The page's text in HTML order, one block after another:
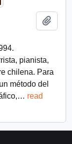
pianista,
chilena. Para
método del
… read